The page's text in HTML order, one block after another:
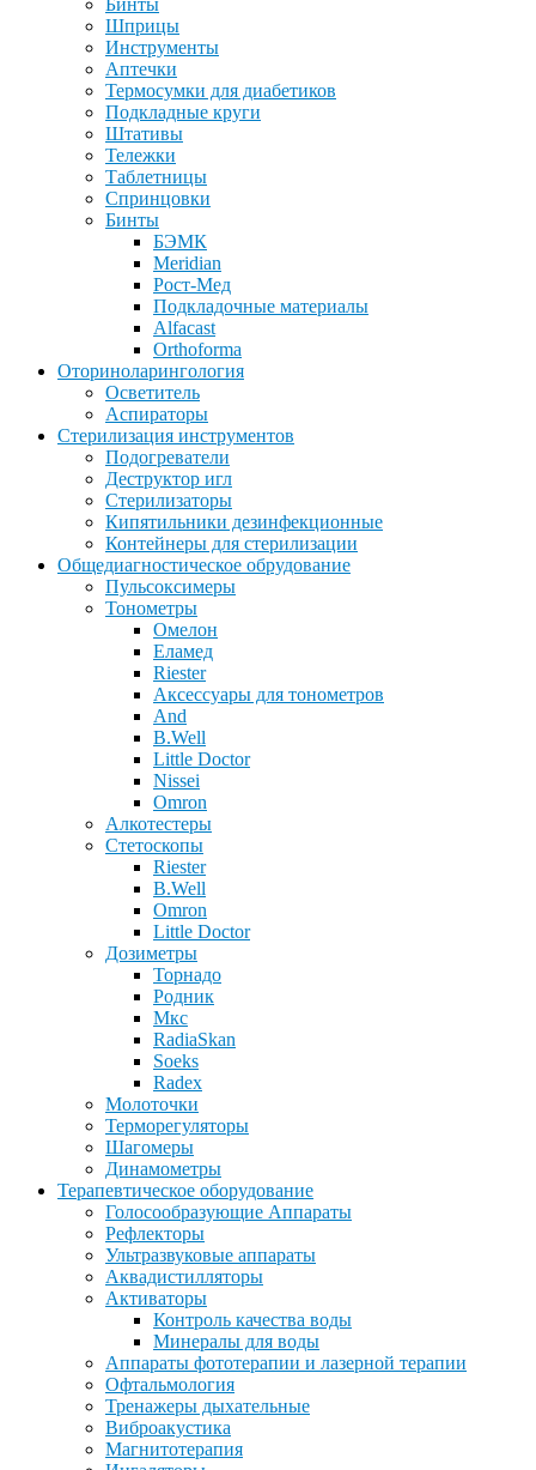
Бинты
Шприцы
Инструменты
Аптечки
Термосумки для диабетиков
Подкладные круги
Штативы
Тележки
Таблетницы
Спринцовки
Бинты
БЭМК
Meridian
Рост-Мед
Подкладочные материалы
Alfacast
Orthoforma
Оториноларингология
Осветитель
Аспираторы
Стерилизация инструментов
Подогреватели
Деструктор игл
Стерилизаторы
Кипятильники дезинфекционные
Контейнеры для стерилизации
Общедиагностическое обрудование
Пульсоксимеры
Тонометры
Омелон
Еламед
Riester
Аксессуары для тонометров
And
B.Well
Little Doctor
Nissei
Omron
Алкотестеры
Стетоскопы
Riester
B.Well
Omron
Little Doctor
Дозиметры
Торнадо
Родник
Мкс
RadiaSkan
Soeks
Radex
Молоточки
Терморегуляторы
Шагомеры
Динамометры
Терапевтическое оборудование
Голосообразующие Аппараты
Рефлекторы
Ультразвуковые аппараты
Аквадистилляторы
Активаторы
Контроль качества воды
Минералы для воды
Аппараты фототерапии и лазерной терапии
Офтальмология
Тренажеры дыхательные
Виброакустика
Магнитотерапия